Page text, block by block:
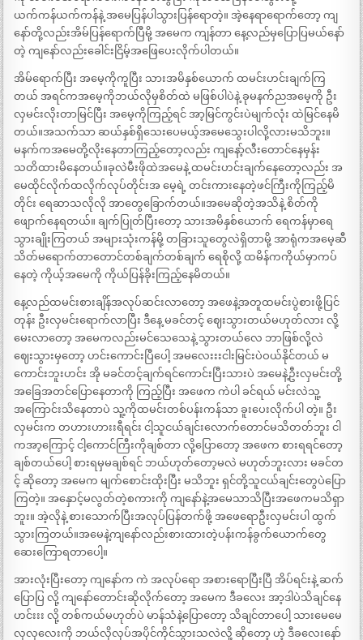
ယက်ကန်ယက်ကန်နဲ့ အမေပြန်ပါသွားပြန်ရောတဲ့။ အဲ့နေရာရောက်တော့ ကျ
နော်တို့လည်းအိမ်ပြန်ရောက်ပြီမို့ အမေက ကျန်တာ နေ့လည်မှပြောပြမယ်နော်
တဲ့ ကျနော်လည်းခေါင်းငြိမ့်အဖြေပေးလိုက်ပါတယ်။
အိမ်ရောက်ပြီး အမေ့ကိုကူပြီး သားအမိနှစ်ယောက် ထမင်းဟင်းချက်ကြ
တယ် အရင်ကအမေ့ကိုဘယ်လိုမှစိတ်ထဲ မဖြစ်ပါပဲနဲ့ ခုမနက်ညအမေ့ကို ဦး
လှမင်းလိုးတာမြင်ပြီး အမေ့ကိုကြည့်ရင် အာ့မြင်ကွင်းပဲမျက်လုံး ထဲမြင်နေမိ
တယ်။အသက်သာ ဆယ်နှစ်ရှိသေးပေမယ့်အမေသွေးပါလို့လားမသိဘူး။
မနက်ကအမေတို့လိုးနေတာကြည့်တော့လည်း ကျနော့်လီးတောင်နေမှန်း
သတိထားမိနေတယ်။ခုလဲမီးဖိုထဲအမေနဲ့ ထမင်းဟင်းချက်နေတော့လည်း အ
မေထိုင်လိုက်ထလိုက်လုပ်တိုင်းအ မေ့ရဲ့ တင်းကားနေတဲ့ဖင်ကြီးကိုကြည့်မိ
တိုင်း ရေဆာသလိုလို အာတွေခြောက်တယ်။အမေဆိုတဲ့အသိနဲ့ စိတ်ကို
ဖျောက်နေရတယ်။ ချက်ပြုတ်ပြီးတော့ သားအမိနှစ်ယောက် ရေကန်မှာရေ
သွားချိုးကြတယ် အများသုံးကန်မို့ တခြားသူတွေလဲရှိတာမို့ အာရုံကအမေ့ဆီ
သိတ်မရောက်တာတောင်တစ်ချက်တစ်ချက် ရေစိုလို့ ထမိန်ကကိုယ်မှာကပ်
နေတဲ့ ကိုယ့်အမေကို ကိုယ်ပြန်ခိုးကြည့်နေမိတယ်။
နေ့လည်ထမင်းစားချိန်အလုပ်ဆင်းလာတော့ အဖေနဲ့အတူထမင်းပွဲစားဖို့ပြင်
တုန်း ဦးလှမင်းရောက်လာပြီး ဒီနေ့ မခင်တင့် ဈေးသွားတယ်မဟုတ်လား လို့
မေးလာတော့ အမေကလည်းမင်သေသေနဲ့ သွားတယ်လေ ဘာဖြစ်လို့လဲ
ဈေးသွားမှတော့ ဟင်းကောင်းပြီပေါ့ အမလေးးးငါးမြင်းပဲဝယ်နိုင်တယ် မ
ကောင်းဘူးဟင်း အို မခင်တင့်ချက်ရင်ကောင်းပြီးသားပဲ အမေနဲ့ဦးလှမင်းတို့
အခြေအတင်ပြောနေတာကို ကြည့်ပြီး အဖေက ကဲပါ ခင်ရယ် မင်းလဲသူ့
အကြောင်းသိနေတာပဲ သူ့ကိုထမင်းတစ်ပန်းကန်သာ ခူးပေးလိုက်ပါ တဲ့။ ဦး
လှမင်းက တဟားဟားးရီရင်း ငါ့သူငယ်ချင်းလောက်တောင်မသိတတ်ဘူး ငါ
ကအာ့ကြောင့် ငါ့ကောင်ကြီးကိုချစ်တာ လို့ပြောတော့ အဖေက စားရရင်တော့
ချစ်တယ်ပေါ့ စားရမှမချစ်ရင် ဘယ်ဟုတ်တော့မလဲ မဟုတ်ဘူးလား မခင်တ
င့် ဆိုတော့ အမေက မျက်စောင်းထိုးပြီး မသိဘူး ရှင်တို့သူငယ်ချင်းတွေပဲပြော
ကြတဲ့။ အနှောင့်မလွတ်တဲ့စကားကို ကျနော်နဲ့အမေသာသိပြီးအဖေကမသိရှာ
ဘူး။ အဲ့လိုနဲ့ စားသောက်ပြီးအလုပ်ပြန်တက်ဖို့ အဖေရောဦးလှမင်းပါ ထွက်
သွားကြတယ်။အမေနဲ့ကျနော်လည်းစားထားတဲ့ပန်းကန်ခွက်ယောက်တွေ
ဆေးကြောရတာပေါ့။
အားလုံးပြီးတော့ ကျနော်က ကဲ အလုပ်ရော အစားရောပြီးပြီ အိပ်ရင်းနဲ့ ဆက်
ပြောပြ လို့ ကျနော်တောင်းဆိုလိုက်တော့ အမေက ဒီခလေး အာ့ဒါပဲသိချင်နေ
ဟင်းးး လို့ တစ်ကယ်မဟုတ်ပဲ မာန်သံနဲ့ပြောတော့ သိချင်တာပေါ့ သားမေမေ
လှလှလေးကို ဘယ်လိုလုပ်အပိုင်ကိုင်သွားသလဲလို့ ဆိုတော့ ဟဲ့ ဒီခလေးနော်